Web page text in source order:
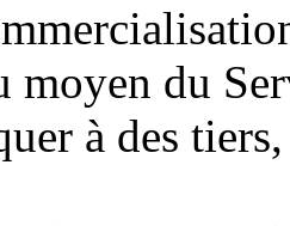
moyen du
à des